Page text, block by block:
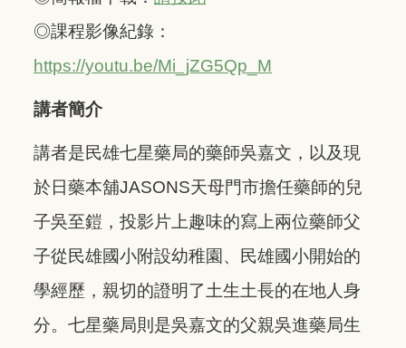
◎課程影像紀錄：
https://youtu.be/Mi_jZG5Qp_M
講者簡介
講者是民雄七星藥局的藥師吳嘉文，以及現
於日藥本舖JASONS天母門市擔任藥師的兒
子吳至鎧，投影片上趣味的寫上兩位藥師父
子從民雄國小附設幼稚園、民雄國小開始的
學經歷，親切的證明了土生土長的在地人身
分。七星藥局則是吳嘉文的父親吳進藥局生